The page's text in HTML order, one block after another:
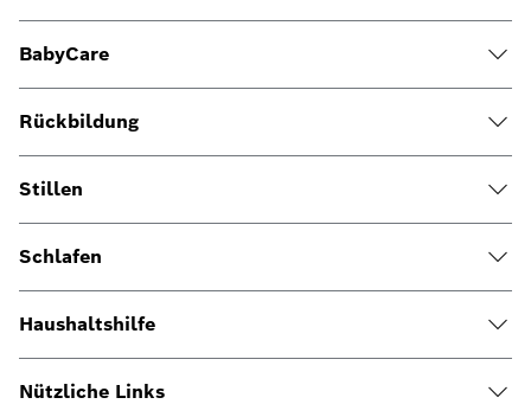
BabyCare
Rückbildung
Stillen
Schlafen
Haushaltshilfe
Nützliche Links